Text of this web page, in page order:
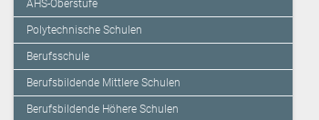
AHS-Oberstufe
Polytechnische Schulen
Berufsschule
Berufsbildende Mittlere Schulen
Berufsbildende Höhere Schulen